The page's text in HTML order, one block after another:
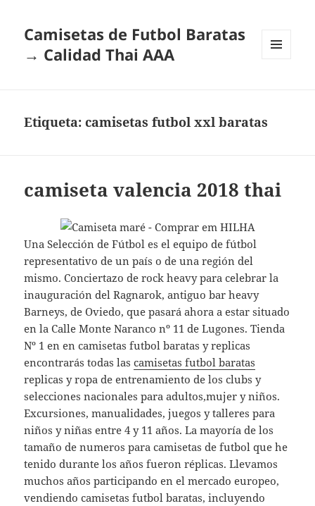
Camisetas de Futbol Baratas
→ Calidad Thai AAA
Etiqueta:camisetas futbol xxl baratas
camiseta valencia 2018 thai
Una Selección de Fútbol es el equipo de fútbol
representativo de un país o de una región del
mismo. Conciertazo de rock heavy para celebrar la
inauguración del Ragnarok, antiguo bar heavy
Barneys, de Oviedo, que pasará ahora a estar situado
en la Calle Monte Naranco nº 11 de Lugones. Tienda
Nº 1 en en camisetas futbol baratas y replicas
encontrarás todas lascamisetas futbol baratas
replicas y ropa de entrenamiento de los clubs y
selecciones nacionales para adultos,mujer y niños.
Excursiones, manualidades, juegos y talleres para
niños y niñas entre 4 y 11 años. La mayoría de los
tamaño de numeros para camisetas de futbol que he
tenido durante los años fueron réplicas. Llevamos
muchos años participando en el mercado europeo,
vendiendo camisetas futbol baratas, incluyendo